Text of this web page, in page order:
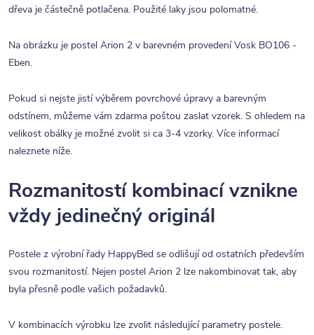
dřeva je částečně potlačena. Použité laky jsou polomatné.
Na obrázku je postel Arion 2 v barevném provedení Vosk BO106 -
Eben.
Pokud si nejste jistí výběrem povrchové úpravy a barevným
odstínem, můžeme vám zdarma poštou zaslat vzorek. S ohledem na
velikost obálky je možné zvolit si ca 3-4 vzorky. Více informací
naleznete níže.
Rozmanitostí kombinací vznikne
vždy jedinečný originál
Postele z výrobní řady HappyBed se odlišují od ostatních především
svou rozmanitostí. Nejen postel Arion 2 lze nakombinovat tak, aby
byla přesně podle vašich požadavků.
V kombinacích výrobku lze zvolit následující parametry postele.